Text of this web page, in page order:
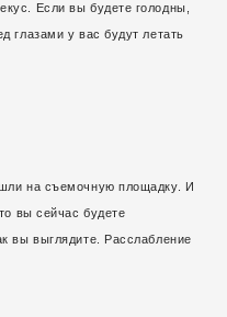
Если вы будете голодны,
глазами у вас будут летать
на съемочную площадку. И
вы сейчас будете
вы выглядите. Расслабление